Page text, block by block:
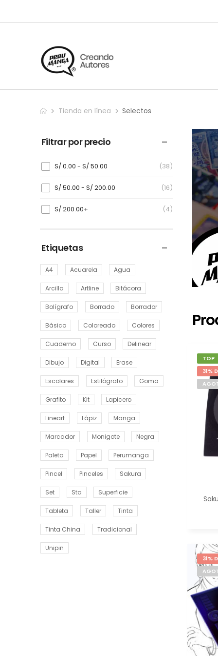
Tienda en línea Selectos
Filtrar por precio
S/0.00 - S/50.00 (38)
S/50.00 - S/200.00 (16)
S/200.00+ (4)
Etiquetas
A4 Acuarela Agua
Arcilla Artline Bitácora
Bolígrafo Borrado Borrador
Básico Coloreado Colores
Cuaderno Curso Delinear
Dibujo Digital Erase
Escolares Estilógrafo Goma
Grafito Kit Lapicero
Lineart Lápiz Manga
Marcador Monigote Negra
Paleta Papel Perumanga
Pincel Pinceles Sakura
Set Sta Superficie
Tableta Taller Tinta
Tinta China Tradicional
Unipin
TOP
31%
31%